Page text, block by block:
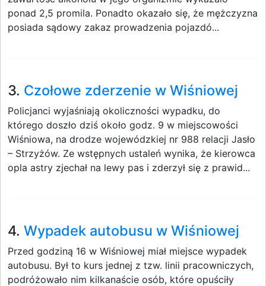
ponad 2,5 promila. Ponadto okazało się, że mężczyzna
posiada sądowy zakaz prowadzenia pojazdó...
3. Czołowe zderzenie w Wiśniowej
Policjanci wyjaśniają okoliczności wypadku, do
którego doszło dziś około godz. 9 w miejscowości
Wiśniowa, na drodze wojewódzkiej nr 988 relacji Jasło
– Strzyżów. Ze wstępnych ustaleń wynika, że kierowca
opla astry zjechał na lewy pas i zderzył się z prawid...
4. Wypadek autobusu w Wiśniowej
Przed godziną 16 w Wiśniowej miał miejsce wypadek
autobusu. Był to kurs jednej z tzw. linii pracowniczych,
podróżowało nim kilkanaście osób, które opuściły